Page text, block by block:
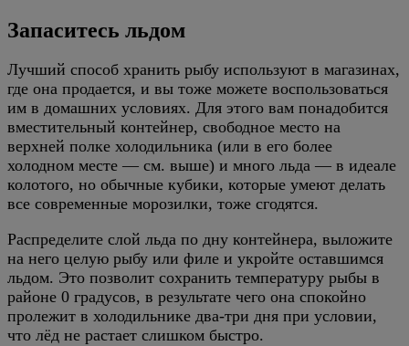
Запаситесь льдом
Лучший способ хранить рыбу используют в магазинах,
где она продается, и вы тоже можете воспользоваться
им в домашних условиях. Для этого вам понадобится
вместительный контейнер, свободное место на
верхней полке холодильника (или в его более
холодном месте — см. выше) и много льда — в идеале
колотого, но обычные кубики, которые умеют делать
все современные морозилки, тоже сгодятся.
Распределите слой льда по дну контейнера, выложите
на него целую рыбу или филе и укройте оставшимся
льдом. Это позволит сохранить температуру рыбы в
районе 0 градусов, в результате чего она спокойно
пролежит в холодильнике два-три дня при условии,
что лёд не растает слишком быстро.